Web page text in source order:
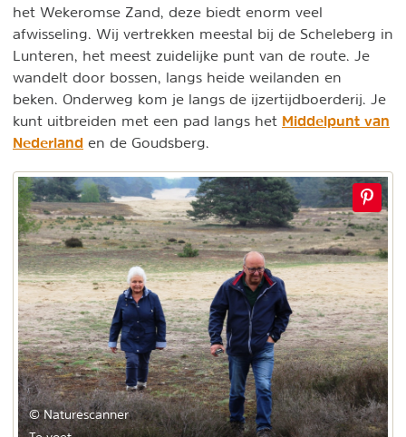
het Wekeromse Zand, deze biedt enorm veel
afwisseling. Wij vertrekken meestal bij de Scheleberg in
Lunteren, het meest zuidelijke punt van de route. Je
wandelt door bossen, langs heide weilanden en
beken. Onderweg kom je langs de ijzertijdboerderij. Je
kunt uitbreiden met een pad langs het Middelpunt van
Nederland en de Goudsberg.
© Naturescanner